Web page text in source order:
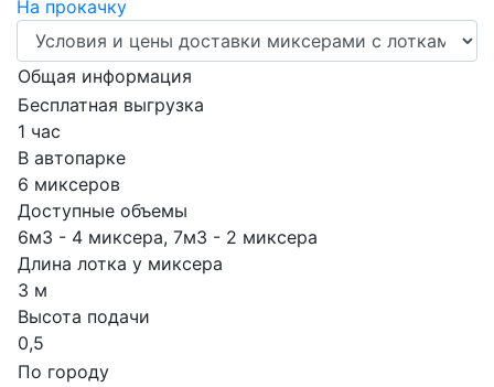
На прокачку
Общая информация
Бесплатная выгрузка
1 час
В автопарке
6 миксеров
Доступные объемы
6м3 - 4 миксера, 7м3 - 2 миксера
Длина лотка у миксера
3 м
Высота подачи
0,5
По городу